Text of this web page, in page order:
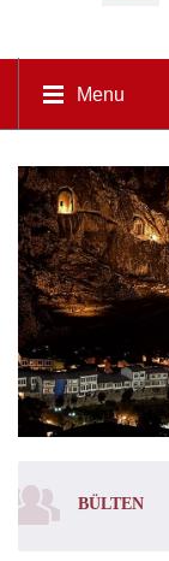
Menu
BÜLTEN